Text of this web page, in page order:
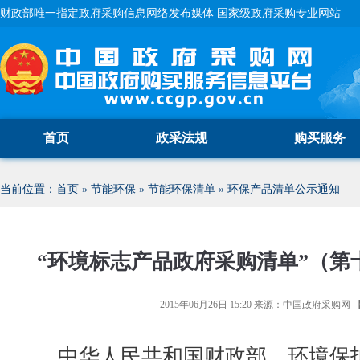
财政部唯一指定政府采购信息网络发布媒体 国家级政府采购专业网站
首页 政采法规 购买服务
当前位置： 首页 » 节能环保 » 节能环保清单 » 环保产品清单公示通知
“环境标志产品政府采购清单”（第
2015年06月26日 15:20来源： 中国政府采购网